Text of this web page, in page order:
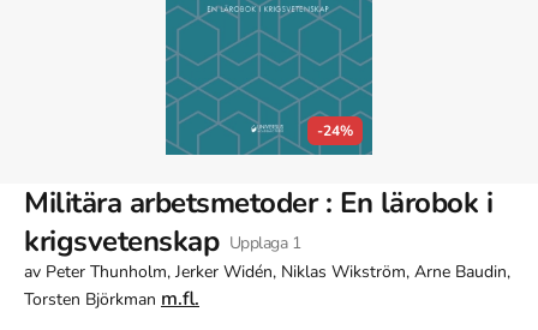
-24%
Militära arbetsmetoder : En lärobok i
krigsvetenskap Upplaga 1
av Peter Thunholm, Jerker Widén, Niklas Wikström, Arne Baudin,
Torsten Björkman m.fl.